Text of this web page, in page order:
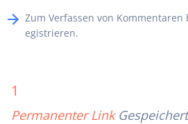
Zum Verfassen von Kommentaren
egistrieren.
1
Permanenter Link